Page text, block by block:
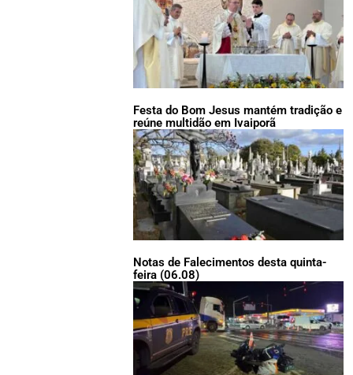
Festa do Bom Jesus mantém tradição e
reúne multidão em Ivaiporã
Notas de Falecimentos desta quinta-
feira (06.08)